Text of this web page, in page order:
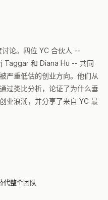
论。四位 YC 合伙人 --
Taggar 和 Diana Hu -- 共同
严重低估的创业方向。他们从
过类比分析，论证了为什么垂
业浪潮，并分享了来自 YC 最
代整个团队